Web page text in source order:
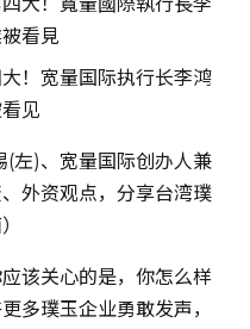
！宽量国际执行长李鸿
见
(左)、宽量国际创办人兼
外资观点，分享台湾璞
该关心的是，你怎么样
多璞玉企业勇敢发声，